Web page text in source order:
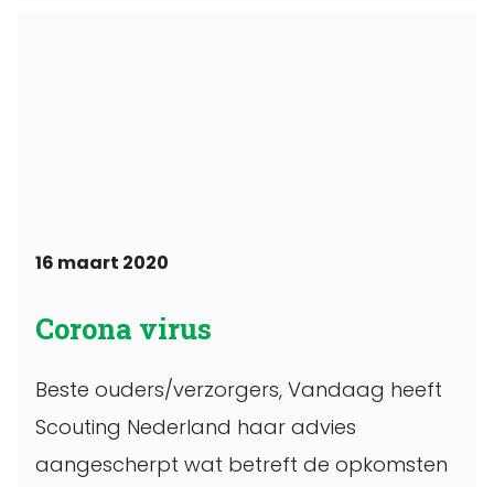
16 maart 2020
Corona virus
Beste ouders/verzorgers, Vandaag heeft
Scouting Nederland haar advies
aangescherpt wat betreft de opkomsten